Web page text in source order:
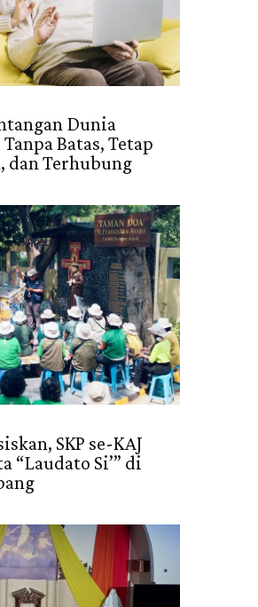
Dunia
Batas, Tetap
dan Terhubung
SKP se-KAJ
“Laudato Si’” di